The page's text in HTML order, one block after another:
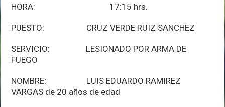
HORA: 17:15 hrs.
PUESTO: CRUZ VERDE RUIZ SANCHEZ
SERVICIO: LESIONADO POR ARMA DE
FUEGO
NOMBRE: LUIS EDUARDO RAMIREZ
VARGAS de 20 años de edad